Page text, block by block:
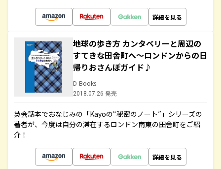
詳細を見る
地球の歩き方 カンタベリーと周辺の
すてきな田舎町へ～ロンドンからの日
帰りおさんぽガイド♪
D-Books
2018.07.26 発売
英会話本でおなじみの「Kayoの“秘密のノート”」シリーズの
著者が、今度は自分の滞在するロンドン南東の田舎町をご紹
介！
詳細を見る